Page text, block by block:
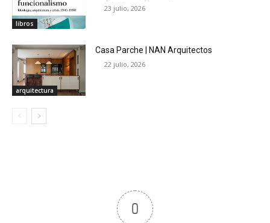
libros
23 julio, 2026
arquitectura
Casa Parche | NAN Arquitectos
22 julio, 2026
0